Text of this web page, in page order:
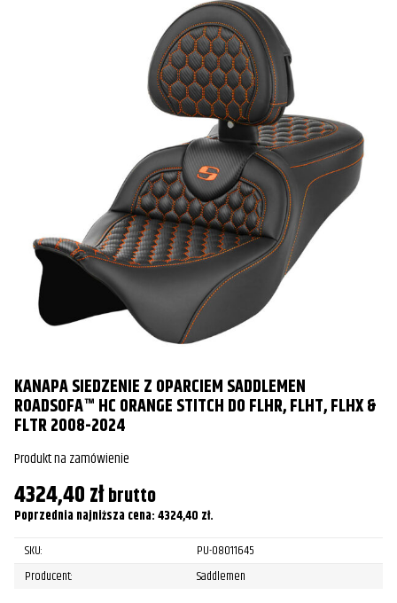
KANAPA SIEDZENIE Z OPARCIEM SADDLEMEN
ROADSOFA™ HC ORANGE STITCH DO FLHR, FLHT, FLHX &
FLTR 2008-2024
Produkt na zamówienie
4324,40złbrutto
Poprzednia najniższa cena:4324,40 zł.
SKU:
PU-08011645
Producent:
Saddlemen